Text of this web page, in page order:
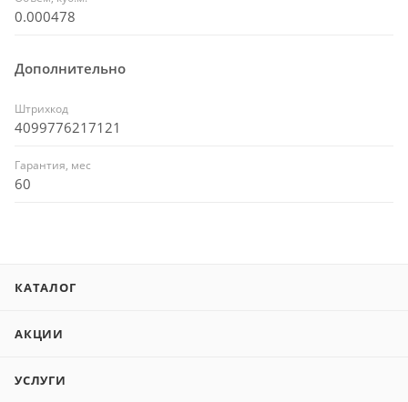
0.000478
Дополнительно
Штрихкод
4099776217121
Гарантия, мес
60
КАТАЛОГ
АКЦИИ
УСЛУГИ